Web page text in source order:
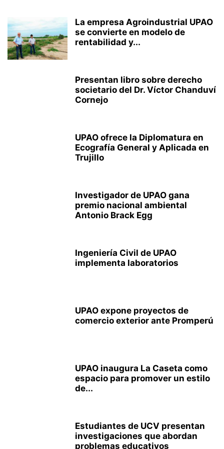
La empresa Agroindustrial UPAO
se convierte en modelo de
rentabilidad y...
Presentan libro sobre derecho
societario del Dr. Víctor Chanduví
Cornejo
UPAO ofrece la Diplomatura en
Ecografía General y Aplicada en
Trujillo
Investigador de UPAO gana
premio nacional ambiental
Antonio Brack Egg
Ingeniería Civil de UPAO
implementa laboratorios
UPAO expone proyectos de
comercio exterior ante Promperú
UPAO inaugura La Caseta como
espacio para promover un estilo
de...
Estudiantes de UCV presentan
investigaciones que abordan
problemas educativos